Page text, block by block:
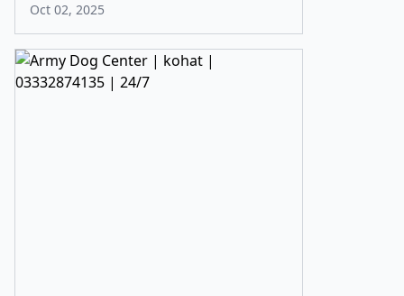
Oct 02, 2025